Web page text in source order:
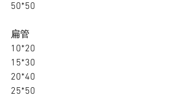
50*50
扁管
10*20
15*30
20*40
25*50